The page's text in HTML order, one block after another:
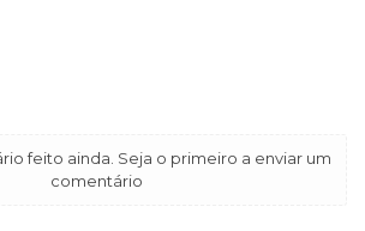
feito ainda. Seja o primeiro a enviar um
comentário